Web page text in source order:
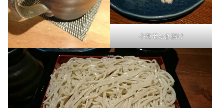
小海老かき揚げ